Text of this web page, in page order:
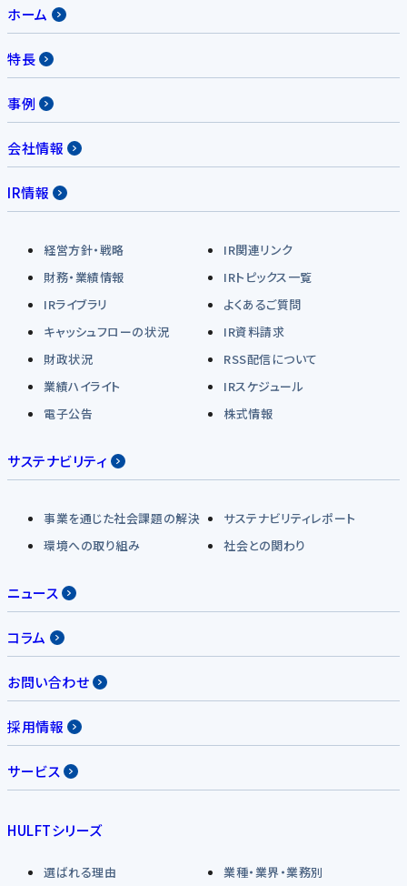
ホーム
特長
事例
会社情報
IR情報
経営方針・戦略
IR関連リンク
財務・業績情報
IRトピックス一覧
IRライブラリ
よくあるご質問
キャッシュフローの状況
IR資料請求
財政状況
RSS配信について
業績ハイライト
IRスケジュール
電子公告
株式情報
サステナビリティ
事業を通じた社会課題の解決
サステナビリティレポート
環境への取り組み
社会との関わり
ニュース
コラム
お問い合わせ
採用情報
サービス
HULFTシリーズ
選ばれる理由
業種・業界・業務別